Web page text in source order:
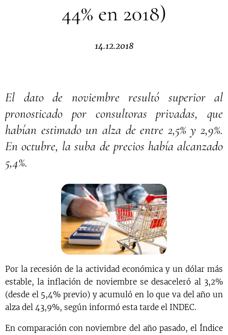
44% en 2018)
14.12.2018
El dato de noviembre resultó superior al
pronosticado por consultoras privadas, que
habían estimado un alza de entre 2,5% y 2,9%.
En octubre, la suba de precios había alcanzado
5,4%.
Por la recesión de la actividad económica y un dólar más
estable, la inflación de noviembre se desaceleró al 3,2%
(desde el 5,4% previo) y acumuló en lo que va del año un
alza del 43,9%, según informó esta tarde el INDEC.
En comparación con noviembre del año pasado, el Índice